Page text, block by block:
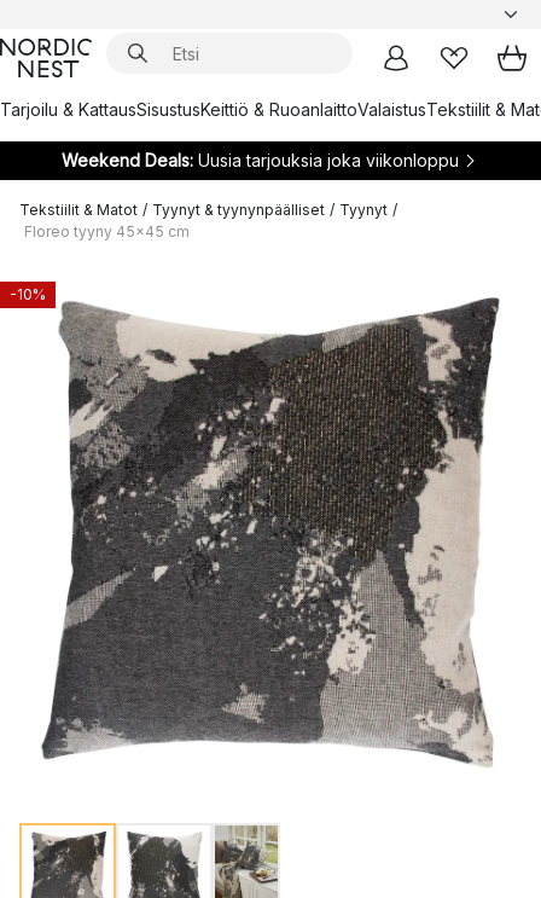
Tarjoilu & KattausSisustusKeittiö & RuoanlaittoValaistusTekstiilit &
Weekend Deals:Uusia tarjouksia joka viikonloppu
Tekstiilit & Matot / Tyynyt & tyynynpäälliset / Tyynyt /
Floreo tyyny 45x45 cm
-10%